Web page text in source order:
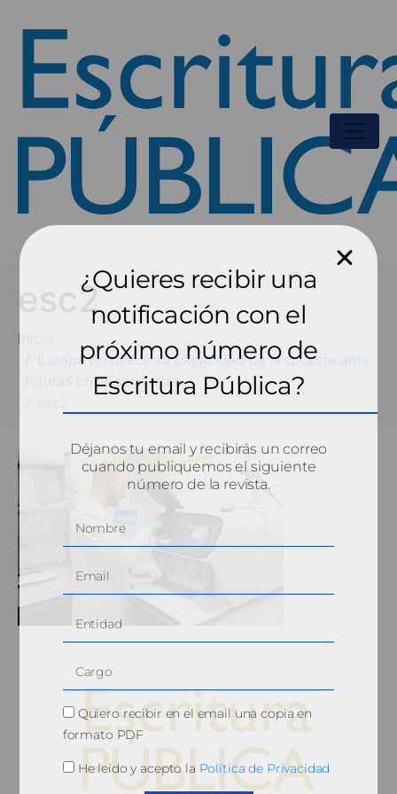
esc2
Inicio
Europa fortalece su capacidad de respuesta ante
futuras crisis sanitarias
¿Quieres recibir una
notificación con el
próximo número de
Escritura Pública?
Déjanos tu email y recibirás un correo
cuando publiquemos el siguiente
número de la revista.
Quiero recibir en el email una copia en
formato PDF
He leído y acepto la Política de Privacidad